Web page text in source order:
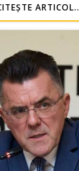
ARTICOL..